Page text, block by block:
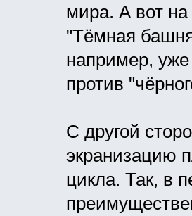
мира. А вот
"Тёмная
например,
против
С другой
экранизацию
цикла. Так, в